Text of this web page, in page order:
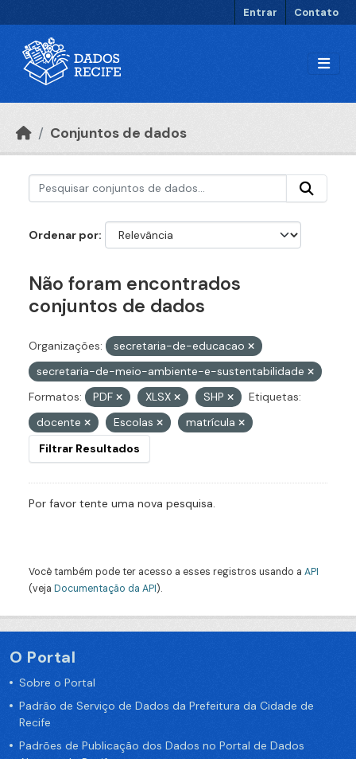
Entrar Contato
Conjuntos de dados
Ordenar por
Não foram encontrados
conjuntos de dados
Organizações:
secretaria-de-educacao
secretaria-de-meio-ambiente-e-sustentabilidade
Formatos:
PDF XLSX SHP
Etiquetas:
docente
Escolas
matrícula
Filtrar Resultados
Por favor tente uma nova pesquisa.
Você também pode ter acesso a esses registros usando a API
(veja Documentação da API).
O Portal
Sobre o Portal
Padrão de Serviço de Dados da Prefeitura da Cidade de
Recife
Padrões de Publicação dos Dados no Portal de Dados